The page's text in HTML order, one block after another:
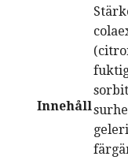
Innehåll